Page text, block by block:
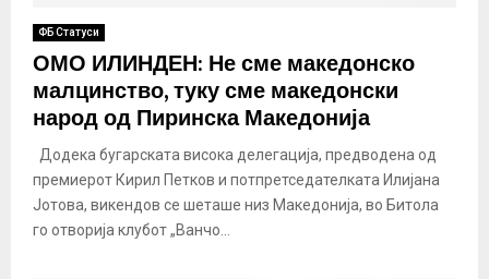
ФБ Статуси
ОМО ИЛИНДЕН: Не сме македонско
малцинство, туку сме македонски
народ од Пиринска Македонија
Додека бугарската висока делегација, предводена од
премиерот Кирил Петков и потпретседателката Илијана
Јотова, викендов се шеташе низ Македонија, во Битола
го отворија клубот „Ванчо...